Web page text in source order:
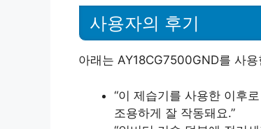
사용자의 후기
아래는 AY18CG7500GND를 사
“이 제습기를 사용한 이후
조용하게 잘 작동돼요.”